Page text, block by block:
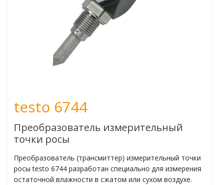
поверхности
testo 6744
Преобразователь измерительный
точки росы
Преобразователь (трансмиттер) измерительный точки
росы testo 6744 разработан специально для измерения
остаточной влажности в сжатом или сухом воздухе.